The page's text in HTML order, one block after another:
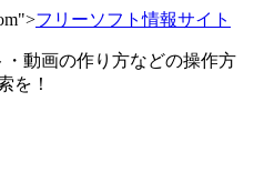
フリーソフト情報サイト
・動画の作り方などの操作方
を！